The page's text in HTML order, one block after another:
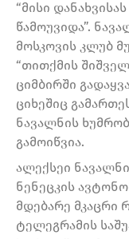
“მისი
წამოუვიდა”.
მოსკოვის კლუბ
“თითქმის
ციმბირში
ციხეშიც
ნავალნის
გამოიწვია.
ალექსეი
ნენეცკის
მდებარე მკაცრი
ტელეგრამის